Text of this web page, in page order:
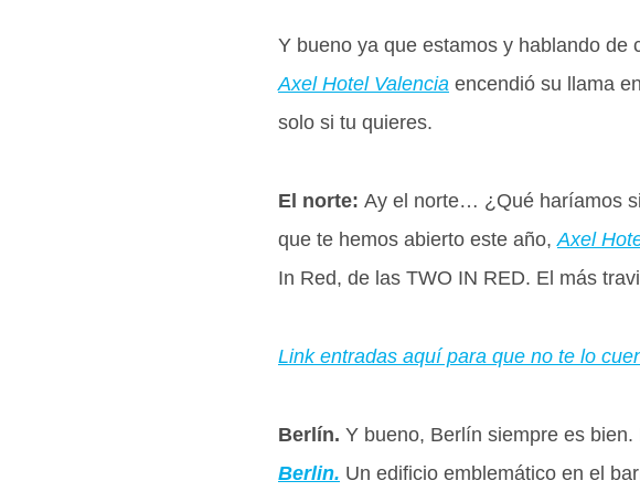
Y bueno ya que estamos y hablando de
Axel Hotel Valencia encendió su llama
solo si tu quieres.
El norte: Ay el norte… ¿Qué haríamos
que te hemos abierto este año,Axel
In Red, de las TWO IN RED. El más
Link entradas aquí para que no te lo
Berlín. Y bueno, Berlín siempre es
Berlin. Un edificio emblemático en el